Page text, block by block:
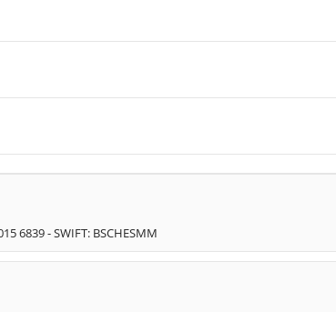
6839 - SWIFT: BSCHESMM